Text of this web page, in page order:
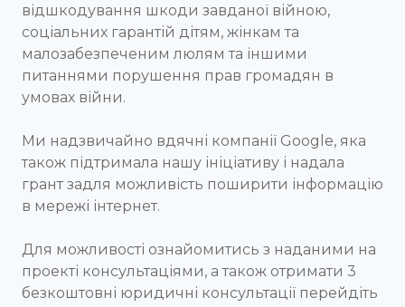
відшкодування шкоди завданої війною,
соціальних гарантій дітям, жінкам та
малозабезпеченим люлям та іншими
питаннями порушення прав громадян в
умовах війни.
Ми надзвичайно вдячні компанії Google, яка
також підтримала нашу ініціативу і надала
грант задля можливість поширити інформацію
в мережі інтернет.
Для можливості ознайомитись з наданими на
проекті консультаціями, а також отримати 3
безкоштовні юридичні консультації перейдіть